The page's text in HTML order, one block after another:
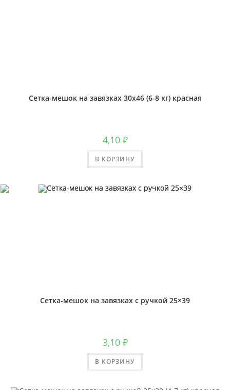
Сетка-мешок на завязках 30х46 (6-8 кг) красная
4,10 ₽
В КОРЗИНУ
Сетка-мешок на завязках с ручкой 25×39
3,10 ₽
В КОРЗИНУ